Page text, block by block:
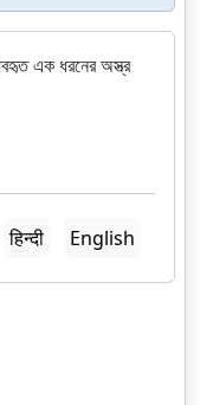
এক ধরনের অস্ত্র
हिन्दी English